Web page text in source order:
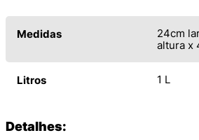
Medidas
24cm
altura x
Litros 1 L
Detalhes: